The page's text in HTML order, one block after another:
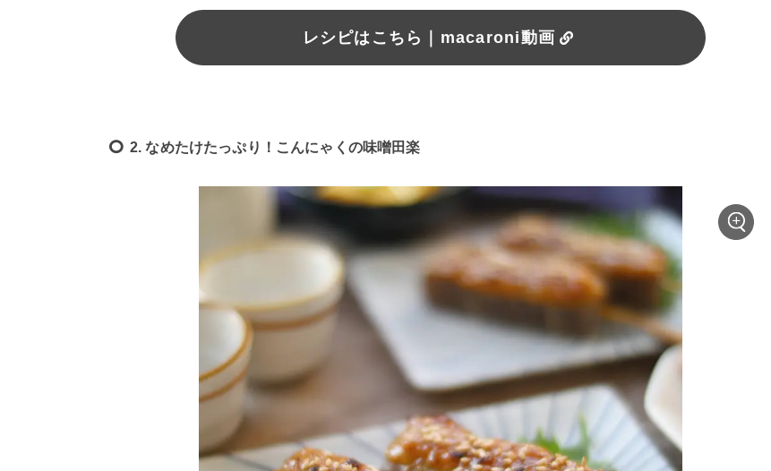
レシピはこちら｜macaroni動画
2. なめたけたっぷり！こんにゃくの味噌田楽